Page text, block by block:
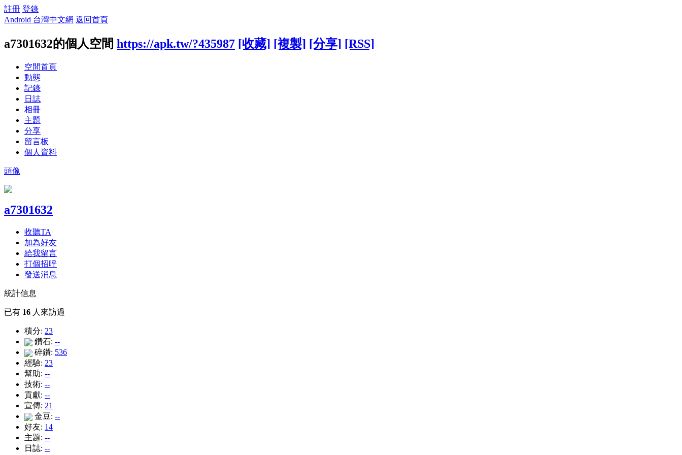
註冊 登錄
Android 台灣中文網 返回首頁
a7301632的個人空間 https://apk.tw/?435987 [收藏] [複製] [分享] [RSS]
空間首頁
動態
記錄
日誌
相冊
主題
分享
留言板
個人資料
頭像
a7301632
收聽TA
加為好友
給我留言
打個招呼
發送消息
統計信息
已有 16 人來訪過
積分: 23
鑽石: --
碎鑽: 536
經驗: 23
幫助: --
技術: --
貢獻: --
宣傳: 21
金豆: --
好友: 14
主題: --
日誌: --